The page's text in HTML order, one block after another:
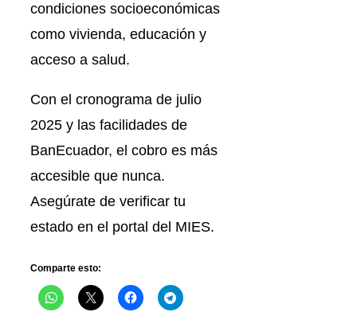
condiciones socioeconómicas
como vivienda, educación y
acceso a salud.
Con el cronograma de julio
2025 y las facilidades de
BanEcuador, el cobro es más
accesible que nunca.
Asegúrate de verificar tu
estado en el portal del MIES.
Comparte esto: